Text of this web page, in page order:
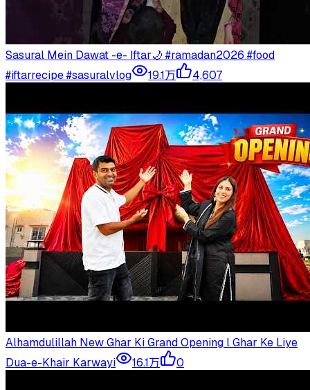
Sasural Mein Dawat -e- Iftar🌙 #ramadan2026 #food
#iftarrecipe #sasuralvlog
19.1万 4,607
Alhamdulillah New Ghar Ki Grand Opening l Ghar Ke Liye
Dua-e-Khair Karwayi
16.1万 0